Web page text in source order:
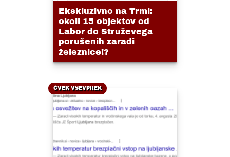
Ekskluzivno na Trmi:
okoli 15 objektov od
Labor do Struževega
porušenih zaradi
železnice!?
ČVEK VSEVPREK